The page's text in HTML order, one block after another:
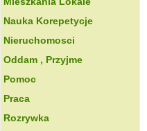
Nauka Korepetycje
Nieruchomosci
Oddam , Przyjme
Pomoc
Praca
Rozrywka